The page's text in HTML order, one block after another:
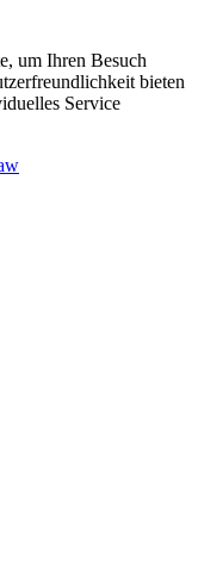
um Ihren Besuch
bieten
Service